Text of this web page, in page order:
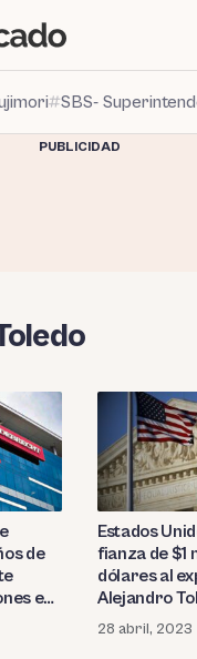
SBS-
PUBLICIDAD
de
en
Estados
fianza de $1
dólares al
Alejandro
28 abril, 2023